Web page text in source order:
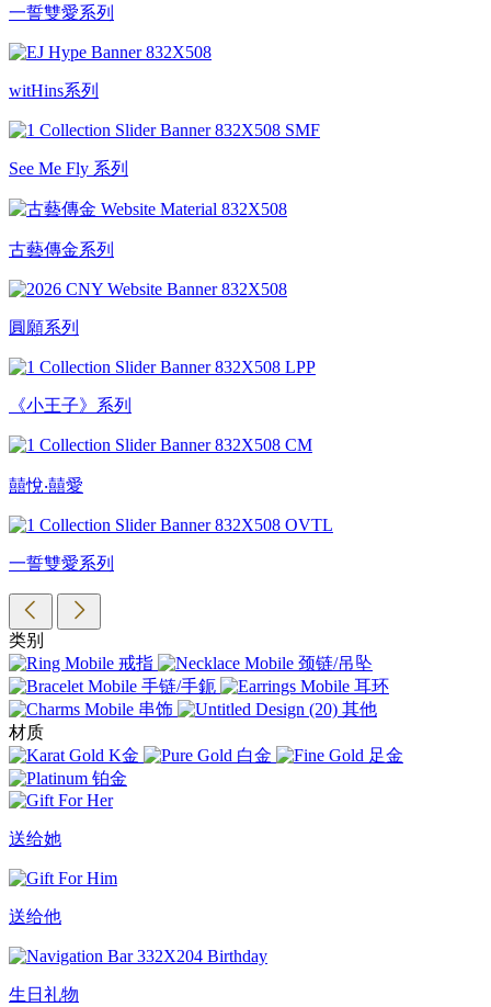
一誓雙愛系列
witHins系列
See Me Fly 系列
古藝傳金系列
圓願系列
《小王子》系列
囍悅‧囍愛
一誓雙愛系列
类别
戒指
颈链/吊坠
手链/手鈪
耳环
串饰
其他
材质
K金
白金
足金
铂金
送给她
送给他
生日礼物